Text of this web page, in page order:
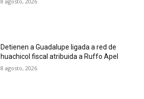
Detienen a Guadalupe ligada a red de
huachicol fiscal atribuida a Ruffo Apel
8 agosto, 2026